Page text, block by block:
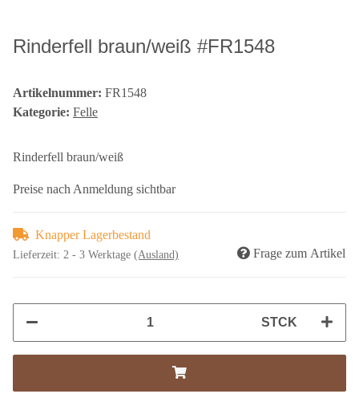
Rinderfell braun/weiß #FR1548
Artikelnummer: FR1548
Kategorie: Felle
Rinderfell braun/weiß
Preise nach Anmeldung sichtbar
Knapper Lagerbestand
Lieferzeit: 2 - 3 Werktage (Ausland) Frage zum Artikel
STCK